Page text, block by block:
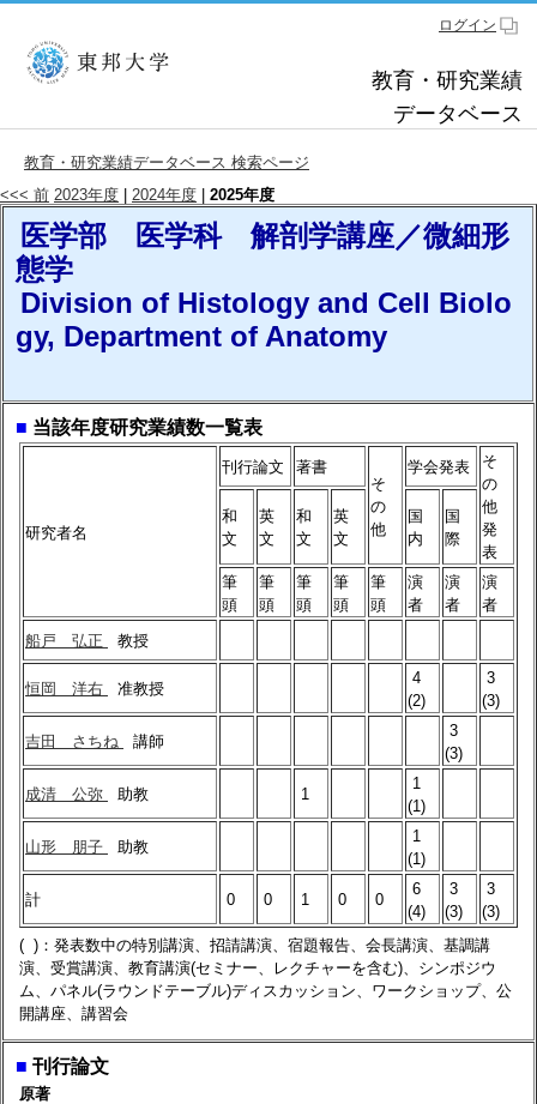
ログイン
教育・研究業績
データベース
教育・研究業績データベース 検索ページ
<<< 前 2023年度 2024年度 2025年度
医学部 医学科 解剖学講座／微細形
態学
Division of Histology and Cell Biolo
gy, Department of Anatomy
■ 当該年度研究業績数一覧表
研究者名
刊行論文
著書
そ
の
他
学会発表
そ
の
他
発
表
和
文
英
文
和
文
英
文
国
内
国
際
筆
頭
筆
頭
筆
頭
筆
頭
筆
頭
演
者
演
者
演
者
船戸 弘正
教授
恒岡 洋右 准教授
4
(2)
3
(3)
吉田 さちね 講師
3
(3)
成清 公弥 助教 1
1
(1)
山形 朋子 助教
1
(1)
計 0 0 1 0 0
6
(4)
3
(3)
3
(3)
( )：発表数中の特別講演、招請講演、宿題報告、会長講演、基調講
演、受賞講演、教育講演(セミナー、レクチャーを含む)、シンポジウ
ム、パネル(ラウンドテーブル)ディスカッション、ワークショップ、公
開講座、講習会
■ 刊行論文
原著